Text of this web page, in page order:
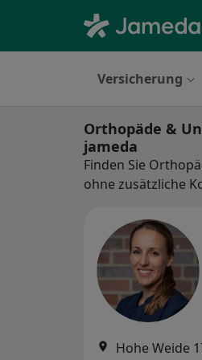
Versicherung
Orthopäde &
jameda
Finden Sie
ohne zusätzliche
Hohe Weide